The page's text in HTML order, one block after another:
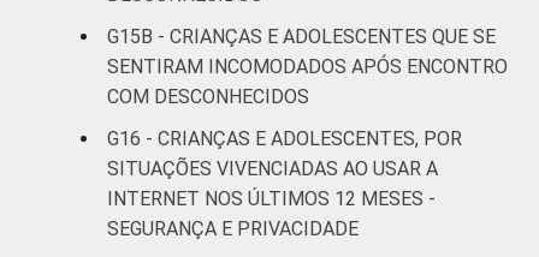
G15B - CRIANÇAS E ADOLESCENTES QUE SE
SENTIRAM INCOMODADOS APÓS ENCONTRO
COM DESCONHECIDOS
G16 - CRIANÇAS E ADOLESCENTES, POR
SITUAÇÕES VIVENCIADAS AO USAR A
INTERNET NOS ÚLTIMOS 12 MESES -
SEGURANÇA E PRIVACIDADE